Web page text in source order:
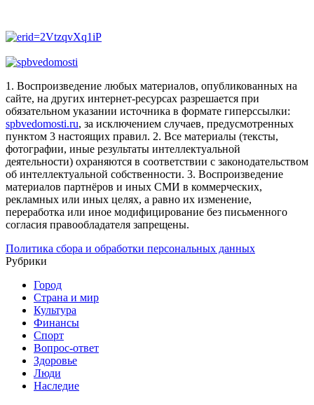
1. Воспроизведение любых материалов, опубликованных на
сайте, на других интернет-ресурсах разрешается при
обязательном указании источника в формате гиперссылки:
spbvedomosti.ru, за исключением случаев, предусмотренных
пунктом 3 настоящих правил. 2. Все материалы (тексты,
фотографии, иные результаты интеллектуальной
деятельности) охраняются в соответствии с законодательством
об интеллектуальной собственности. 3. Воспроизведение
материалов партнёров и иных СМИ в коммерческих,
рекламных или иных целях, а равно их изменение,
переработка или иное модифицирование без письменного
согласия правообладателя запрещены.
Политика сбора и обработки персональных данных
Рубрики
Город
Страна и мир
Культура
Финансы
Спорт
Вопрос-ответ
Здоровье
Люди
Наследие